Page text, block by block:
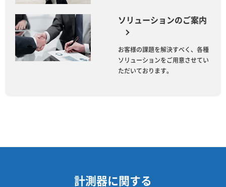
ソリューションのご案内
お客様の課題を解決すべく、各種
ソリューションをご用意させてい
ただいております。
計測器に関する